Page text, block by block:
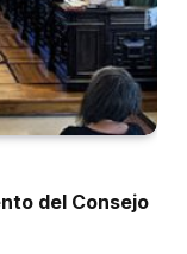
del Consejo